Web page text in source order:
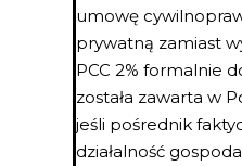
umowę
prywatną zamiast
PCC 2% formalnie
została zawarta w
jeśli pośrednik
działalność